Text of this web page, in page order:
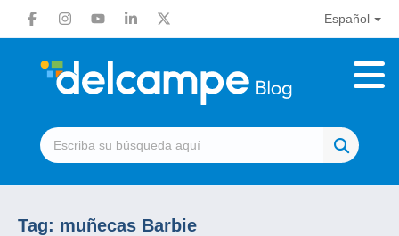
Español
Tag: muñecas Barbie